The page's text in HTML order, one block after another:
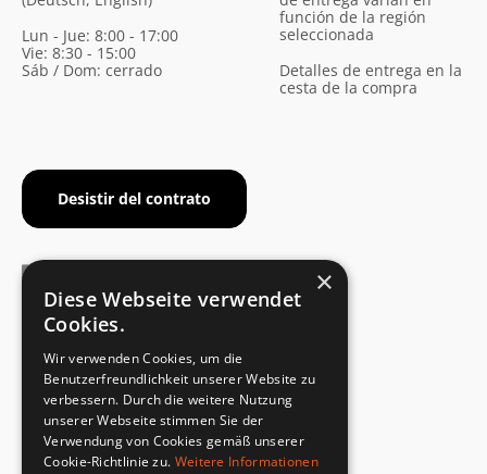
Lun - Jue: 8:00 - 17:00
Vie: 8:30 - 15:00
Sáb / Dom: cerrado
Desistir del contrato
función de la región
seleccionada
Detalles de entrega en la
cesta de la compra
Cumplimiento de la norma de seguridad
DEVOLUCIONES RÁPIDAS Y SENCILLAS
Servicio de devoluciones
×
Diese Webseite verwendet
Cookies.
Wir verwenden Cookies, um die
Benutzerfreundlichkeit unserer Website zu
verbessern. Durch die weitere Nutzung
unserer Webseite stimmen Sie der
Verwendung von Cookies gemäß unserer
Cookie-Richtlinie zu. Weitere Informationen